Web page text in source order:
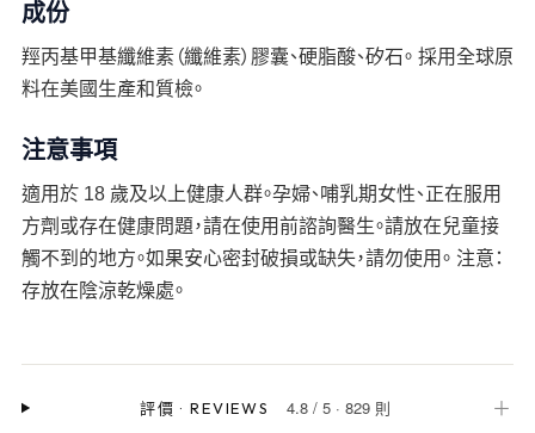
成份
羥丙基甲基纖維素（纖維素）膠囊、硬脂酸、矽石。 採用全球原
料在美國生產和質檢。
注意事項
適用於 18 歲及以上健康人群。孕婦、哺乳期女性、正在服用
方劑或存在健康問題，請在使用前諮詢醫生。請放在兒童接
觸不到的地方。如果安心密封破損或缺失，請勿使用。 注意：
存放在陰涼乾燥處。
評價 ·REVIEWS 4.8/ 5· 829 則 ＋